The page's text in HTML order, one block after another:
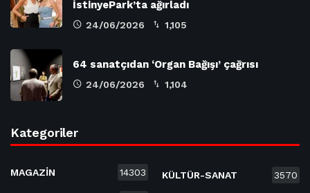
İstinyePark’ta ağırladı
24/06/2026 1,105
64 sanatçıdan ‘Organ Bağışı’ çağrısı
24/06/2026 1,104
Kategoriler
MAGAZİN 14303 KÜLTÜR-SANAT 3570